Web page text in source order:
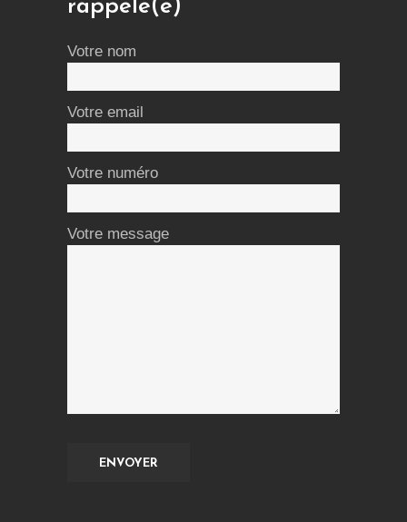
rappelé(e)
Votre nom
Votre email
Votre numéro
Votre message